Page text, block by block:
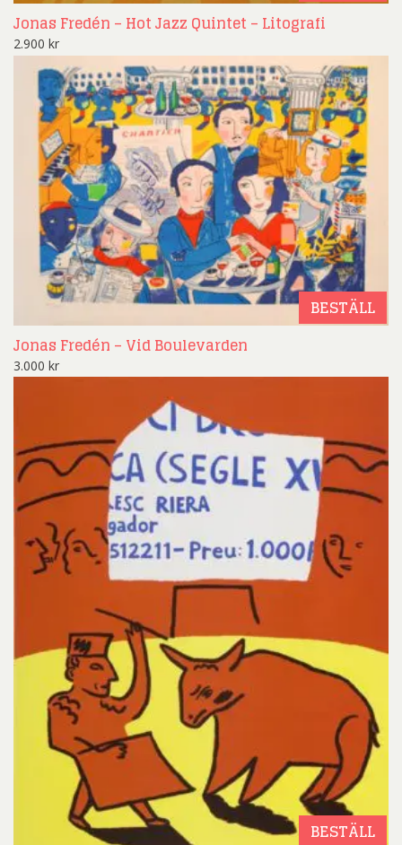
Jonas Fredén – Hot Jazz Quintet – Litografi
2.900 kr
BESTÄLL
Jonas Fredén – Vid Boulevarden
3.000 kr
BESTÄLL